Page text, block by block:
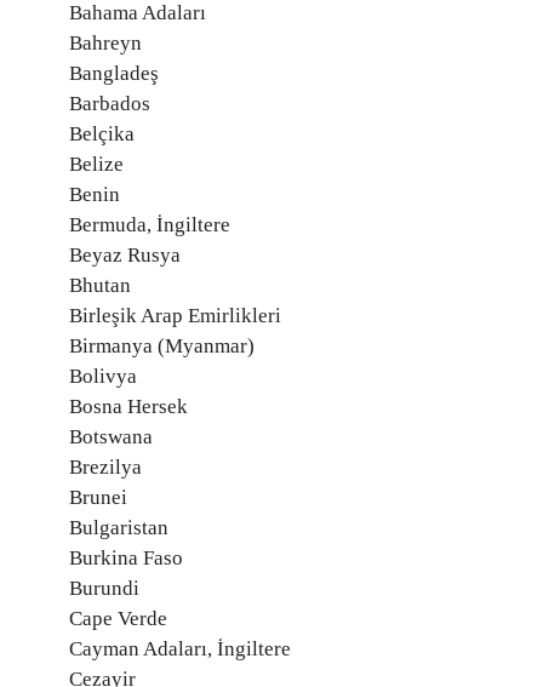
Bahama Adaları
Bahreyn
Bangladeş
Barbados
Belçika
Belize
Benin
Bermuda, İngiltere
Beyaz Rusya
Bhutan
Birleşik Arap Emirlikleri
Birmanya (Myanmar)
Bolivya
Bosna Hersek
Botswana
Brezilya
Brunei
Bulgaristan
Burkina Faso
Burundi
Cape Verde
Cayman Adaları, İngiltere
Cezayir